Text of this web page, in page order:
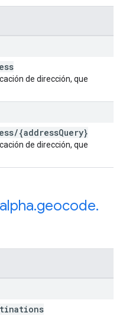
de dirección, que
/{addressQuery}
de dirección, que
.geocode.